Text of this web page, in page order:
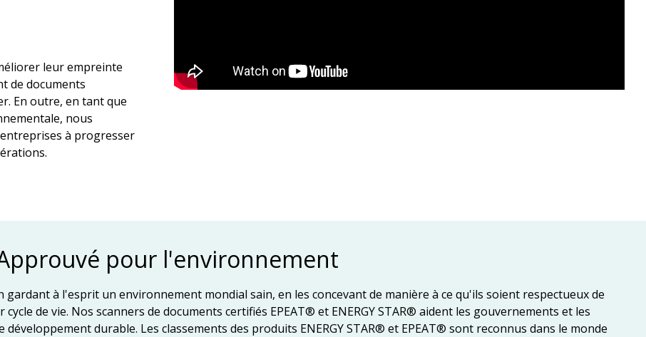
leur empreinte
de documents
En outre, en tant que
nous
à progresser
pour l'environnement
à l'esprit un environnement mondial sain, en les concevant de manière à ce qu'ils soient respectueux de
de vie. Nos scanners de documents certifiés EPEAT® et ENERGY STAR® aident les gouvernements et les
durable. Les classements des produits ENERGY STAR® et EPEAT® sont reconnus dans le monde